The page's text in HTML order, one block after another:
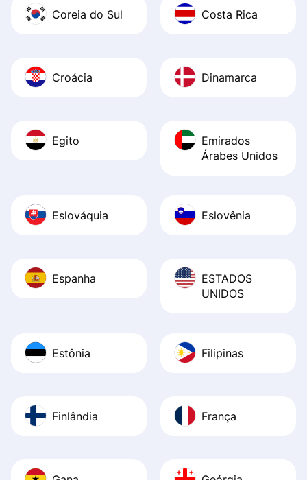
Coreia do Sul Costa Rica
Croácia Dinamarca
Egito
Emirados
Árabes Unidos
Eslováquia Eslovênia
Espanha
ESTADOS
UNIDOS
Estônia Filipinas
Finlândia França